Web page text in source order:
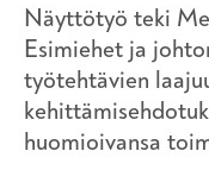
Näyttötyö teki
Esimiehet ja
työtehtävien
huomioivansa